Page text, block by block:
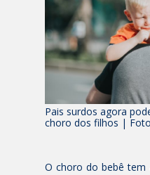
Pais surdos agora
choro dos filhos |
O choro do bebê tem